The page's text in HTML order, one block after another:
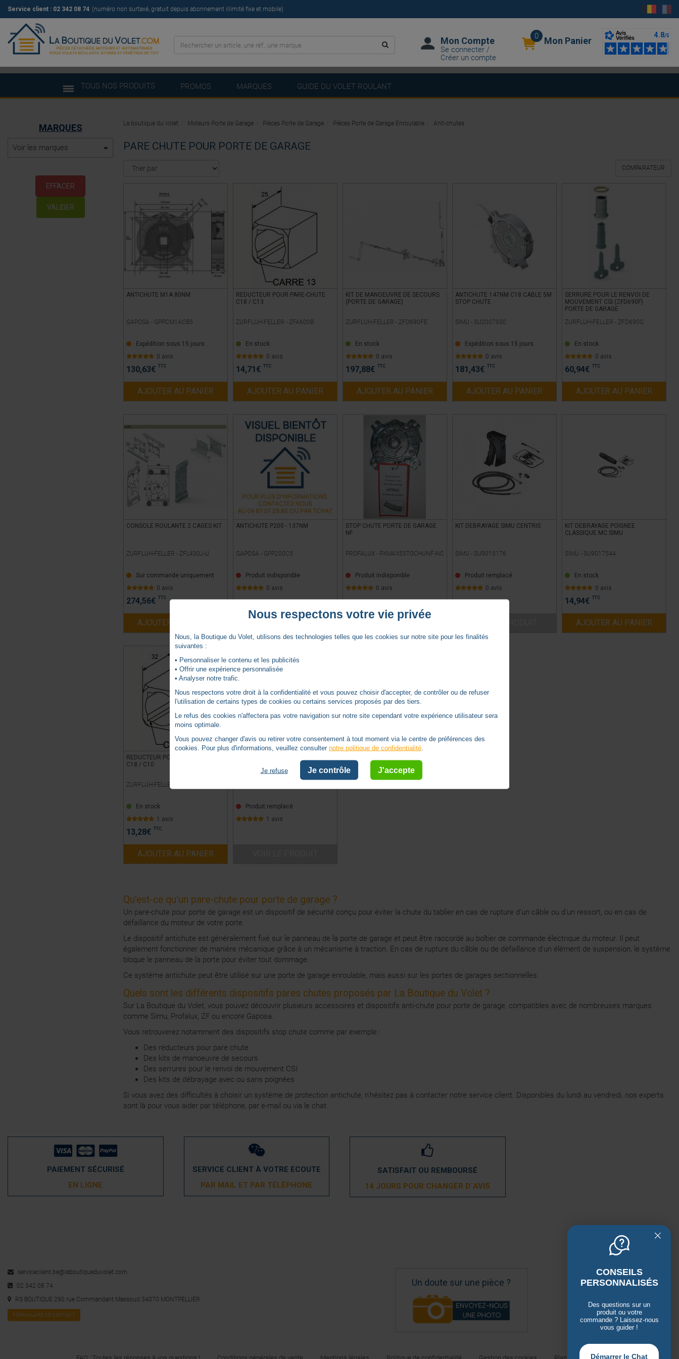
Service client : 02 342 08 74 (numéro non surtaxé, gratuit depuis abonnement illimité fixe et mobile)
Mon Compte
Se connecter /
Créer un compte
0 Mon Panier
TOUS NOS PRODUITS PROMOS MARQUES GUIDE DU VOLET ROULANT
PARE CHUTE POUR PORTE DE GARAGE
Qu'est-ce qu'un pare-chute pour porte de garage ?
Un pare-chute pour porte de garage est un dispositif de sécurité conçu pour éviter la chute du tablier en cas de rupture d’un câble ou d’un ressort, ou en cas de
défaillance du moteur de votre porte.
Le dispositif antichute est généralement fixé sur le panneau de la porte de garage et peut être raccordé au boîtier de commande électrique du moteur. Il peut
également fonctionner de manière mécanique grâce à un mécanisme à traction. En cas de rupture du câble ou de défaillance d'un élément de suspension, le système
bloque le panneau de la porte pour éviter tout dommage.
Ce système antichute peut être utilisé sur une porte de garage enroulable, mais aussi sur les portes de garages sectionnelles.
Quels sont les différents dispositifs pares chutes proposés par La Boutique du Volet ?
Sur La Boutique du Volet, vous pouvez découvrir plusieurs accessoires et dispositifs anti-chute pour porte de garage, compatibles avec de nombreuses marques
comme Simu, Profalux, ZF ou encore Gaposa.
Vous retrouverez notamment des dispositifs stop chute comme par exemple :
Des réducteurs pour pare chute
Des kits de manoeuvre de secours
Des serrures pour le renvoi de mouvement CSI
Des kits de débrayage avec ou sans poignées
Si vous avez des difficultés à choisir un système de protection antichute, n'hésitez pas à contacter notre service client. Disponibles du lundi au vendredi, nos experts
sont là pour vous aider par téléphone, par e-mail ou via le chat.
COMPARATEUR
ANTICHUTE M1A 80NM
GAPOSA - GPPCM1ACB5
Expédition sous 15 jours
0 avis
130,63€ TTC
AJOUTER AU PANIER
REDUCTEUR POUR PARE-CHUTE
C18 / C13
ZURFLUH-FELLER - ZFA600B
En stock
0 avis
14,71 € TTC
AJOUTER AU PANIER
KIT DE MANOEUVRE DE SECOURS
(PORTE DE GARAGE)
ZURFLUH-FELLER - ZFD690FE
En stock
0 avis
197,88€ TTC
AJOUTER AU PANIER
ANTICHUTE 147NM C18 CABLE 5M
STOP CHUTE
SIMU - SU2007930
Expédition sous 15 jours
0 avis
181,43€ TTC
AJOUTER AU PANIER
SERRURE POUR LE RENVOI DE
MOUVEMENT CSI (ZFD690F)
PORTE DE GARAGE
ZURFLUH-FELLER - ZFD690G
En stock
0 avis
60,94€ TTC
AJOUTER AU PANIER
CONSOLE ROULANTE 2 CAGES KIT
ZURFLUH-FELLER - ZFL430J-U
Sur commande uniquement
0 avis
274,56€ TTC
AJOUTER AU PANIER
ANTICHUTE P200 - 137NM
GAPOSA - GPP200C5
Produit indisponible
0 avis
VOIR LE PRODUIT
STOP CHUTE PORTE DE GARAGE
NF
PROFALUX - PXMAX5STOCHUNF-NC
Produit indisponible
0 avis
VOIR LE PRODUIT
KIT DEBRAYAGE SIMU CENTRIS
SIMU - SU9015176
Produit remplacé
0 avis
KIT DEBRAYAGE POIGNEE
CLASSIQUE MC SIMU
SIMU - SU9017544
En stock
0 avis
14,94€ TTC
AJOUTER AU PANIER
REDUCTEUR POUR PARE-CHUTE
C18 / C10
ZURFLUH-FELLER -
En stock
1 avis
13,28€ TTC
AJOUTER AU PANIER
Produit remplacé
1 avis
La boutique du volet Moteurs Porte de Garage Pièces Porte de Garage Pièces Porte de Garage Enroulable Anti-chutes
MARQUES
Voir les marques
EFFACER
VALIDER
PAIEMENT SÉCURISÉ
EN LIGNE
SERVICE CLIENT À VOTRE ECOUTE
PAR MAIL ET PAR TÉLÉPHONE
SATISFAIT OU REMBOURSÉ
14 JOURS POUR CHANGER D´AVIS
serviceclient.be@laboutiqueduvolet.com
02 342 08 74
RS BOUTIQUE 290 rue Commandant Massoud 34070 MONTPELLIER
FORMULAIRE DE CONTACT
Un doute sur une pièce ?
CONSEILS
PERSONNALISÉS
Des questions sur un
produit ou votre
commande ? Laissez-nous
vous guider !
Démarrer le Chat
Nous respectons votre vie privée
Nous, la Boutique du Volet, utilisons des technologies telles que les cookies sur notre site pour les finalités
suivantes :
• Personnaliser le contenu et les publicités
• Offrir une expérience personnalisée
• Analyser notre trafic.
Nous respectons votre droit à la confidentialité et vous pouvez choisir d'accepter, de contrôler ou de refuser
l'utilisation de certains types de cookies ou certains services proposés par des tiers.
Le refus des cookies n'affectera pas votre navigation sur notre site cependant votre expérience utilisateur sera
moins optimale.
Vous pouvez changer d'avis ou retirer votre consentement à tout moment via le centre de préférences des
cookies. Pour plus d'informations, veuillez consulternotre politique de confidentialité
Je refuse Je contrôle J'accepte